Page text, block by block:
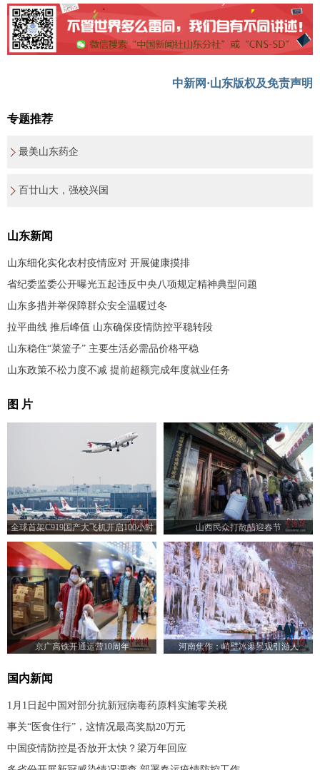
中新网·山东版权及免责声明
专题推荐
最美山东药企
百廿山大，强校兴国
山东新闻
山东细化实化农村疫情应对 开展健康摸排
省纪委监委公开曝光五起违反中央八项规定精神典型问题
山东多措并举保障群众安全温暖过冬
拉平曲线 推后峰值 山东确保疫情防控平稳转段
山东稳住“菜篮子” 主要生活必需品价格平稳
山东政策不松力度不减 提前超额完成年度就业任务
图 片
全球首架C919国产大飞机开启100小时
验证飞行
山西民众打散醋迎春节
京广高铁开通运营10周年 河南焦作：峭壁冰瀑景观引游人
国内新闻
1月1日起中国对部分抗新冠病毒药原料实施零关税
事关“医食住行”，这情况最高奖励20万元
中国疫情防控是否放开太快？梁万年回应